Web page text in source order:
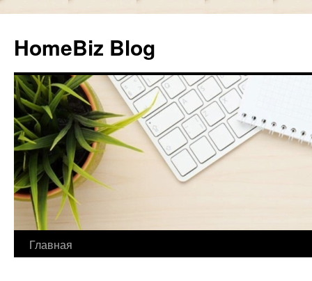
HomeBiz Blog
Skip
Главная